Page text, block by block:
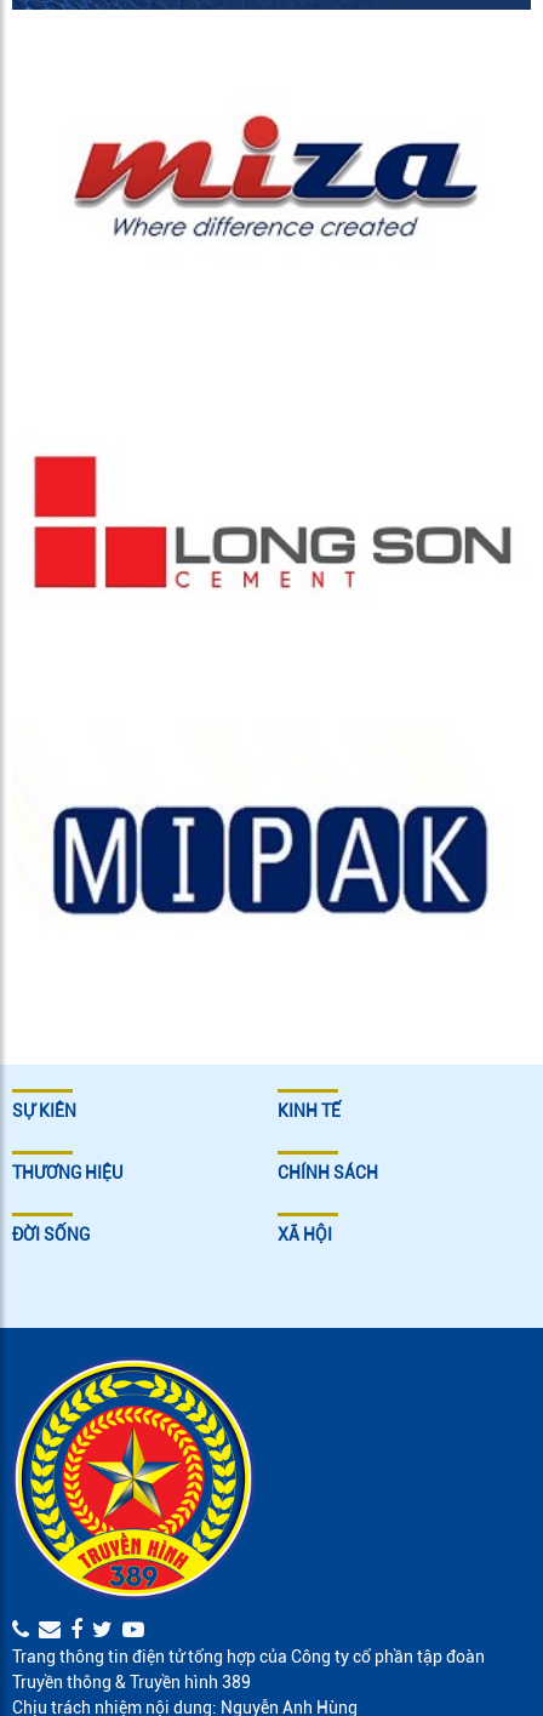
SỰ KIÊN KINH TẾ
THƯƠNG HIỆU CHÍNH SÁCH
ĐỜI SỐNG XÃ HỘI
Trang thông tin điện tử tổng hợp của Công ty cổ phần tập đoàn
Truyền thông & Truyền hình 389
Chịu trách nhiệm nội dung: Nguyễn Anh Hùng